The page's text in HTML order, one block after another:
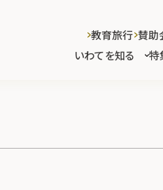
いわてを知る 特
教育旅行 賛助